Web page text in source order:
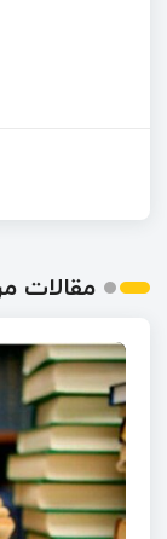
مقالات